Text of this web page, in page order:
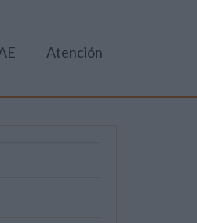
Atención